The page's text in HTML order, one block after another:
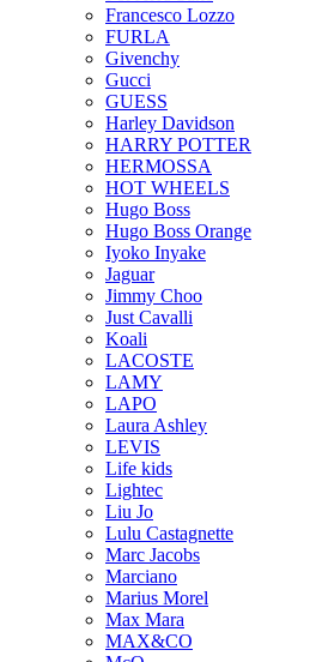
Francesco Lozzo
FURLA
Givenchy
Gucci
GUESS
Harley Davidson
HARRY POTTER
HERMOSSA
HOT WHEELS
Hugo Boss
Hugo Boss Orange
Iyoko Inyake
Jaguar
Jimmy Choo
Just Cavalli
Koali
LACOSTE
LAMY
LAPO
Laura Ashley
LEVIS
Life kids
Lightec
Liu Jo
Lulu Castagnette
Marc Jacobs
Marciano
Marius Morel
Max Mara
MAX&CO